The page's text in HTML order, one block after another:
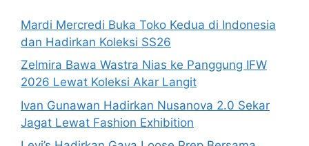
Mardi Mercredi Buka Toko Kedua di Indonesia
dan Hadirkan Koleksi SS26
Zelmira Bawa Wastra Nias ke Panggung IFW
2026 Lewat Koleksi Akar Langit
Ivan Gunawan Hadirkan Nusanova 2.0 Sekar
Jagat Lewat Fashion Exhibition